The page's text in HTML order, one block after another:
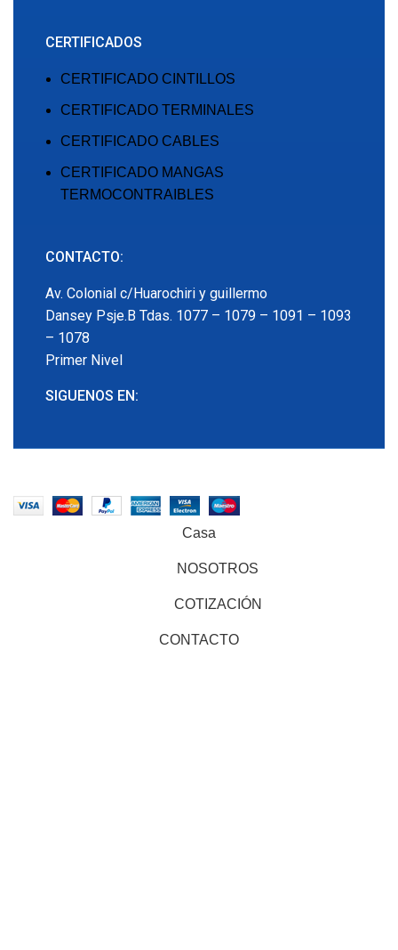
CERTIFICADOS
CERTIFICADO CINTILLOS
CERTIFICADO TERMINALES
CERTIFICADO CABLES
CERTIFICADO MANGAS
TERMOCONTRAIBLES
CONTACTO:
Av. Colonial c/Huarochiri y guillermo
Dansey Psje.B Tdas. 1077 – 1079 – 1091 – 1093
– 1078
Primer Nivel
SIGUENOS EN:
Casa
NOSOTROS
COTIZACIÓN
CONTACTO